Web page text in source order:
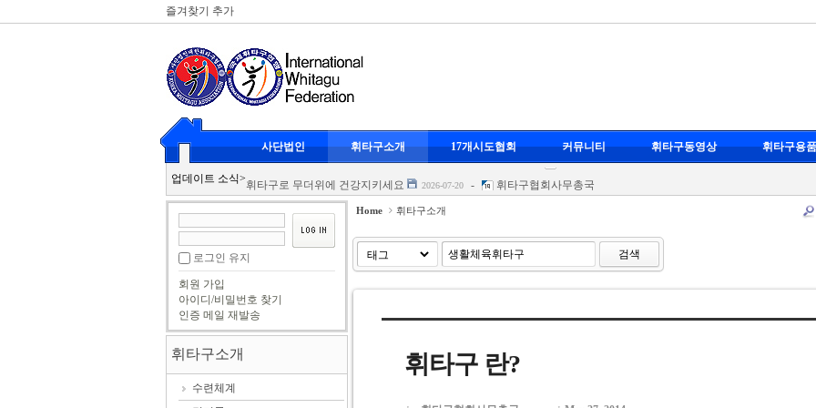
즐겨찾기 추가
사단법인 휘타구소개 17개시도협회 커뮤니티 휘타구동영상 휘타구용
업데이트 소식>
휘타구 클럽대항전 2026-07-20 -
휘타구협회사무총국
리스펙 스포츠에서도 인정한 뉴 스포츠 휘타구
휘타구협회사무총국
휘타구로 무더위에 건강지키세요
휘타구협회사무총국
휘타구 광도클럽 남여복식
KBS 이웃집 프로그램 휘타구 촬영
휘타구 클럽대항전
휘타구협회사무총국
리스펙 스포츠에서도 인정한 뉴 스포츠 휘타구
2026-07-20 -
휘타구협회사무총국
휘타구로 무더위에 건강지키세요
2026-07-20 -
휘타구협회사무총국
휘타구 광도클럽 남여복식
-
휘타구협회사무총국
KBS 이웃집 프로그램 휘타구 촬영
로그인 유지
회원 가입
아이디/비밀번호 찾기
인증 메일 재발송
휘타구소개
수련체계
Home 휘타구소개
검색
휘타구 란?
Sketchbook5, 스케치북5
Sketchbook5, 스케치북5
Sketchbook5, 스케치북5
Sketchbook5, 스케치북5